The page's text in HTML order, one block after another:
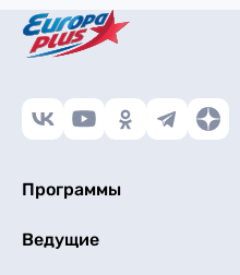
Программы
Ведущие